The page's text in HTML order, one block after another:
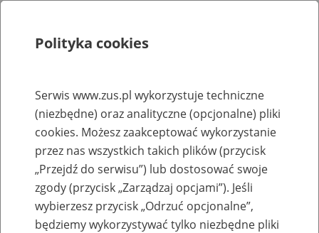
Rejestry, ewidencje i archiwa
Baza zlikwidowanych lub
przekształconych zakładów pracy
Nazwa zakładu pracy:
Polityka cookies
Serwis www.zus.pl wykorzystuje techniczne
(niezbędne) oraz analityczne (opcjonalne) pliki
cookies. Możesz zaakceptować wykorzystanie
przez nas wszystkich takich plików (przycisk
„Przejdź do serwisu”) lub dostosować swoje
zgody (przycisk „Zarządzaj opcjami”). Jeśli
wybierzesz przycisk „Odrzuć opcjonalne”,
będziemy wykorzystywać tylko niezbędne pliki